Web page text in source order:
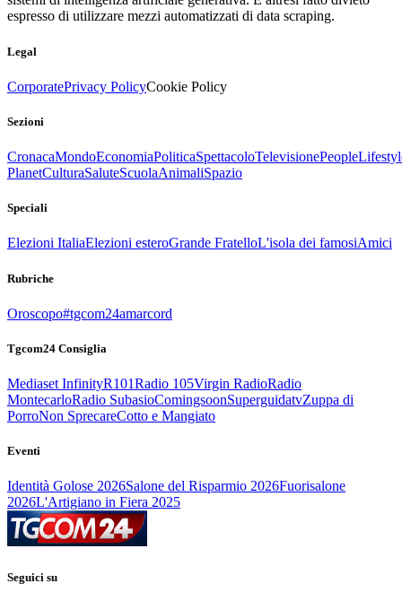
espresso di utilizzare mezzi automatizzati di data scraping.
Legal
CorporatePrivacy PolicyCookie Policy
Sezioni
CronacaMondoEconomiaPoliticaSpettacoloTelevisionePeople
PlanetCulturaSaluteScuolaAnimaliSpazio
Speciali
Elezioni ItaliaElezioni esteroGrande FratelloL'isola dei famosiAmici
Rubriche
Oroscopo#tgcom24amarcord
Tgcom24 Consiglia
Mediaset InfinityR101Radio 105Virgin RadioRadio
MontecarloRadio SubasioComingsoonSuperguidatvZuppa di
PorroNon SprecareCotto e Mangiato
Eventi
Identità Golose 2026Salone del Risparmio 2026Fuorisalone
2026L'Artigiano in Fiera 2025
Seguici su